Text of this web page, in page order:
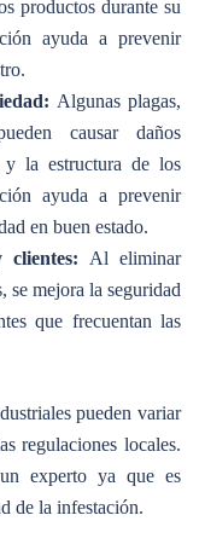
productos durante su
ayuda a prevenir
Algunas plagas,
causar daños
y la estructura de los
ayuda a prevenir
en buen estado.
clientes: Al eliminar
se mejora la seguridad
que frecuentan las
pueden variar
regulaciones locales.
experto ya que es
de la infestación.